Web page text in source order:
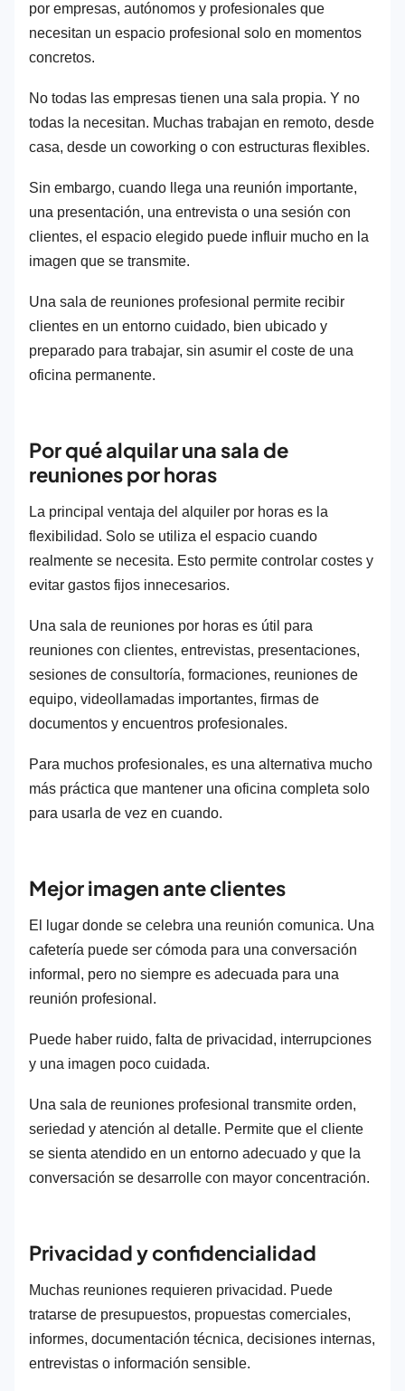
por empresas, autónomos y profesionales que
necesitan un espacio profesional solo en momentos
concretos.
No todas las empresas tienen una sala propia. Y no
todas la necesitan. Muchas trabajan en remoto, desde
casa, desde un coworking o con estructuras flexibles.
Sin embargo, cuando llega una reunión importante,
una presentación, una entrevista o una sesión con
clientes, el espacio elegido puede influir mucho en la
imagen que se transmite.
Una sala de reuniones profesional permite recibir
clientes en un entorno cuidado, bien ubicado y
preparado para trabajar, sin asumir el coste de una
oficina permanente.
Por qué alquilar una sala de
reuniones por horas
La principal ventaja del alquiler por horas es la
flexibilidad. Solo se utiliza el espacio cuando
realmente se necesita. Esto permite controlar costes y
evitar gastos fijos innecesarios.
Una sala de reuniones por horas es útil para
reuniones con clientes, entrevistas, presentaciones,
sesiones de consultoría, formaciones, reuniones de
equipo, videollamadas importantes, firmas de
documentos y encuentros profesionales.
Para muchos profesionales, es una alternativa mucho
más práctica que mantener una oficina completa solo
para usarla de vez en cuando.
Mejor imagen ante clientes
El lugar donde se celebra una reunión comunica. Una
cafetería puede ser cómoda para una conversación
informal, pero no siempre es adecuada para una
reunión profesional.
Puede haber ruido, falta de privacidad, interrupciones
y una imagen poco cuidada.
Una sala de reuniones profesional transmite orden,
seriedad y atención al detalle. Permite que el cliente
se sienta atendido en un entorno adecuado y que la
conversación se desarrolle con mayor concentración.
Privacidad y confidencialidad
Muchas reuniones requieren privacidad. Puede
tratarse de presupuestos, propuestas comerciales,
informes, documentación técnica, decisiones internas,
entrevistas o información sensible.